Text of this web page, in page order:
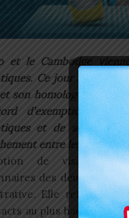
et le Cambodge
Ce jour à Phnom
son homologue
d’exemption
et de service.
entre les deux
de visas
des deux pays
Elle reflète une
au plus haut